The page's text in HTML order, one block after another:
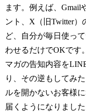
ます。例えば、Gmail
ント、X（旧Twitter）
ど、自分が毎日使っ
わせるだけでOKです
マガの告知内容を
り、その逆もしてみ
ルを開かないお客様
届くようになりまし